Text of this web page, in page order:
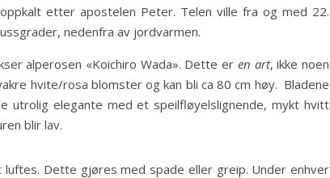
etter apostelen Peter. Telen ville fra og med 22.
nedenfra av jordvarmen.
alperosen «Koichiro Wada». Dette er en art, ikke noen
hvite/rosa blomster og kan bli ca 80 cm høy. Bladene
utrolig elegante med et speilfløyelslignende, mykt hvitt
blir lav.
Dette gjøres med spade eller greip. Under enhver